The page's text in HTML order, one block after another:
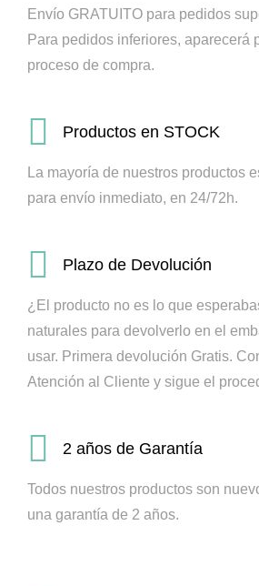
Envío GRATUITO para pedidos
Para pedidos inferiores, aparecerá
proceso de compra.
Productos en STOCK
La mayoría de nuestros productos
para envío inmediato, en 24/72h.
Plazo de Devolución
¿El producto no es lo que
naturales para devolverlo en el
usar. Primera devolución Gratis.
Atención al Cliente y sigue el
2 años de Garantía
Todos nuestros productos son
una garantía de 2 años.